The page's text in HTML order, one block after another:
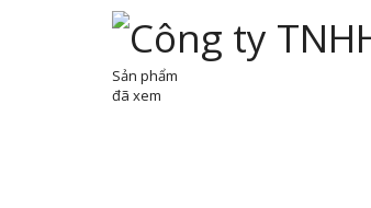
Sản phẩm
đã xem